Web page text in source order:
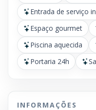
Entrada de serviço
Espaço gourmet
Piscina aquecida
Portaria 24h
INFORMAÇÕES